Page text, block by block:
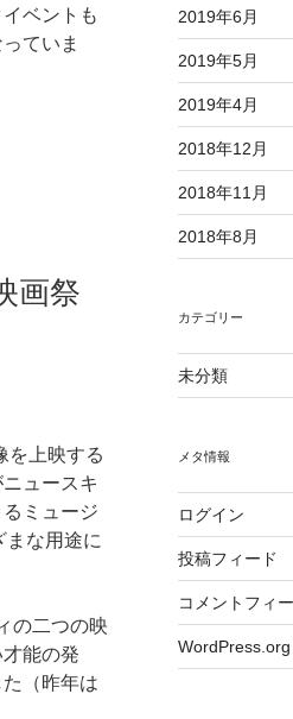
ベントも
ていま
画祭
を上映する
ュースキ
ミュージ
な用途に
の二つの映
能の発
（昨年は
2019年6月
2019年5月
2019年4月
2018年12月
2018年11月
2018年8月
カテゴリー
未分類
メタ情報
ログイン
投稿フィード
コメントフィ
WordPress.org